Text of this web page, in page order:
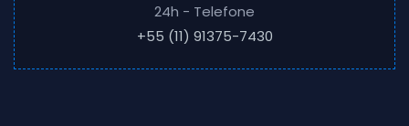
24h - Telefone
+55 (11) 91375-7430